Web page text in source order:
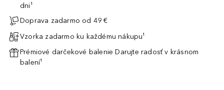
dni¹
Doprava zadarmo od 49 €
Vzorka zadarmo ku každému nákupu¹
Prémiové darčekové balenie Darujte radosť v krásnom
balení¹